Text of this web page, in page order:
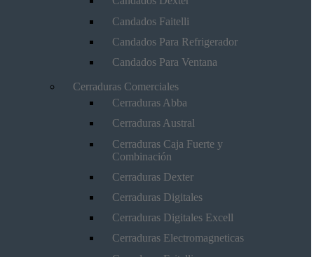
Candados Faitelli
Candados Para Refrigerador
Candados Para Ventana
Cerraduras Comerciales
Cerraduras Abba
Cerraduras Austral
Cerraduras Caja Fuerte y
Combinación
Cerraduras Dexter
Cerraduras Digitales
Cerraduras Digitales Excell
Cerraduras Electromagneticas